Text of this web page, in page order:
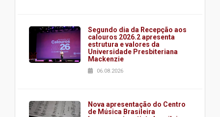
Segundo dia da Recepção aos
calouros 2026.2 apresenta
estrutura e valores da
Universidade Presbiteriana
Mackenzie
06.08.2026
Nova apresentação do Centro
de Música Brasileira